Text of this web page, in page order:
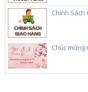
Chính Sách
Chúc mừng